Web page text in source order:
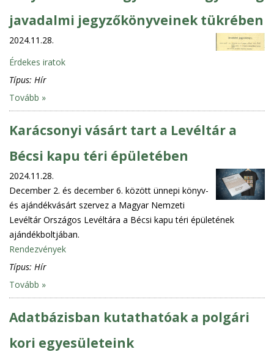
javadalmi jegyzőkönyveinek tükrében
2024.11.28.
Érdekes iratok
Típus: Hír
Tovább »
Karácsonyi vásárt tart a Levéltár a
Bécsi kapu téri épületében
2024.11.28.
December 2. és december 6. között ünnepi könyv-
és ajándékvásárt szervez a Magyar Nemzeti
Levéltár Országos Levéltára a Bécsi kapu téri épületének
ajándékboltjában.
Rendezvények
Típus: Hír
Tovább »
Adatbázisban kutathatóak a polgári
kori egyesületeink